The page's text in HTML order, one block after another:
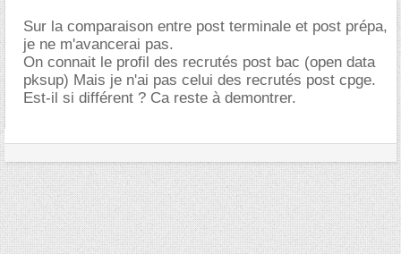
Sur la comparaison entre post terminale et post prépa,
je ne m'avancerai pas.
On connait le profil des recrutés post bac (open data
pksup) Mais je n'ai pas celui des recrutés post cpge.
Est-il si différent ? Ca reste à demontrer.